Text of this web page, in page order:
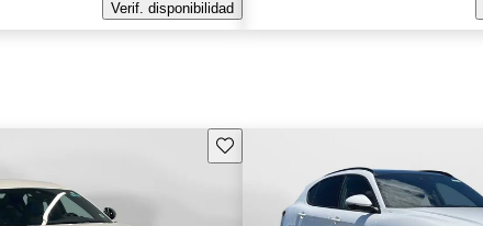
Verif. disponibilidad
Guarda este Aviso